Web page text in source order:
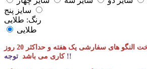
سایز پنج
رنگ: طلایی
طلایی
حداقل زمان ساخت النگو های سفارشی یک هفته و حداکثر 20 روز
کاری می باشدتوجه !!